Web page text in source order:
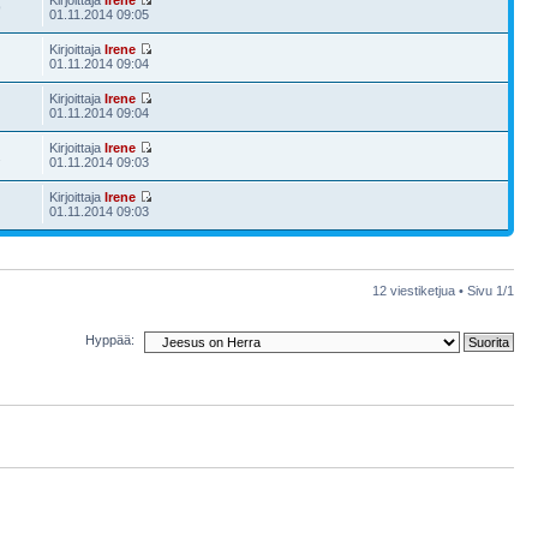
01.11.2014 09:05
KirjoittajaIrene
01.11.2014 09:04
KirjoittajaIrene
01.11.2014 09:04
KirjoittajaIrene
01.11.2014 09:03
KirjoittajaIrene
01.11.2014 09:03
12 viestiketjua • Sivu 1/1
Hyppää: